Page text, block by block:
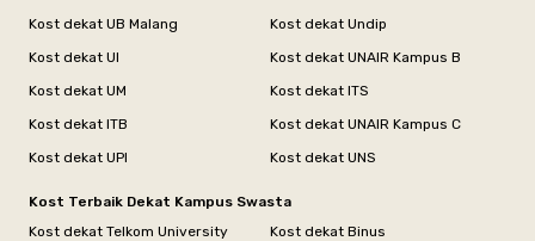
Kost dekat UB Malang
Kost dekat Undip
Kost dekat UI
Kost dekat UNAIR Kampus B
Kost dekat UM
Kost dekat ITS
Kost dekat ITB
Kost dekat UNAIR Kampus C
Kost dekat UPI
Kost dekat UNS
Kost Terbaik Dekat Kampus Swasta
Kost dekat Telkom University
Kost dekat Binus